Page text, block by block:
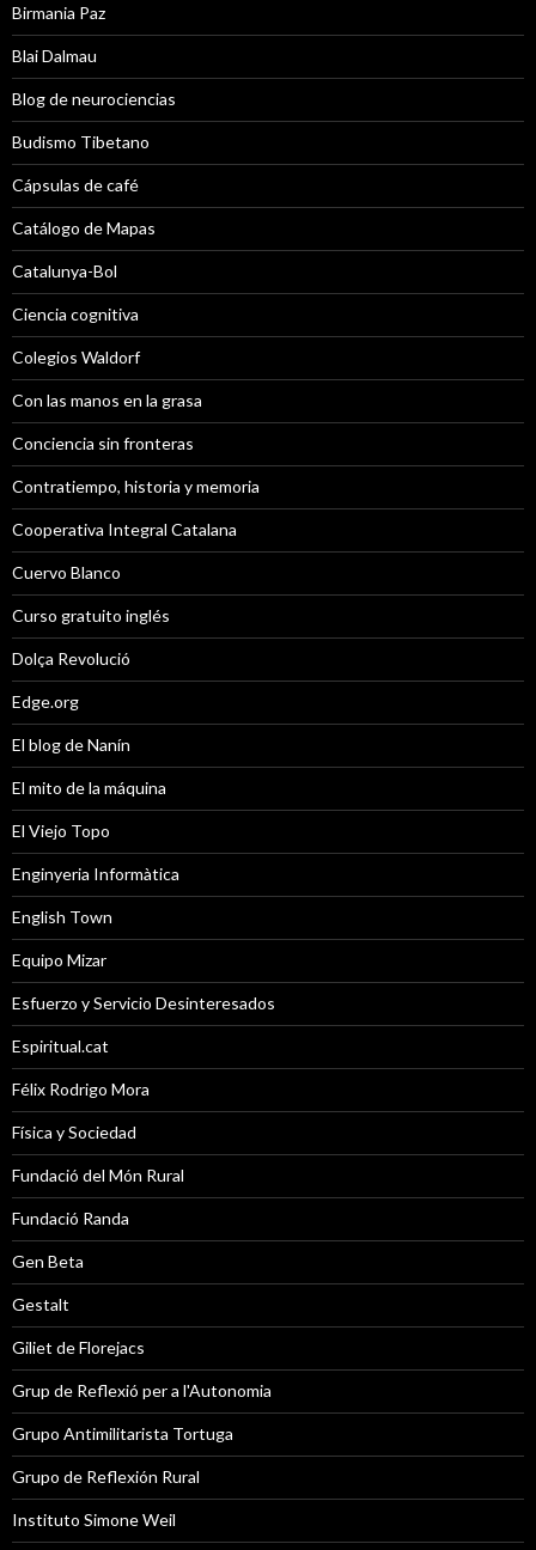
Birmania Paz
Blai Dalmau
Blog de neurociencias
Budismo Tibetano
Cápsulas de café
Catálogo de Mapas
Catalunya-Bol
Ciencia cognitiva
Colegios Waldorf
Con las manos en la grasa
Conciencia sin fronteras
Contratiempo, historia y memoria
Cooperativa Integral Catalana
Cuervo Blanco
Curso gratuito inglés
Dolça Revolució
Edge.org
El blog de Nanín
El mito de la máquina
El Viejo Topo
Enginyeria Informàtica
English Town
Equipo Mizar
Esfuerzo y Servicio Desinteresados
Espiritual.cat
Félix Rodrigo Mora
Física y Sociedad
Fundació del Món Rural
Fundació Randa
Gen Beta
Gestalt
Giliet de Florejacs
Grup de Reflexió per a l'Autonomia
Grupo Antimilitarista Tortuga
Grupo de Reflexión Rural
Instituto Simone Weil